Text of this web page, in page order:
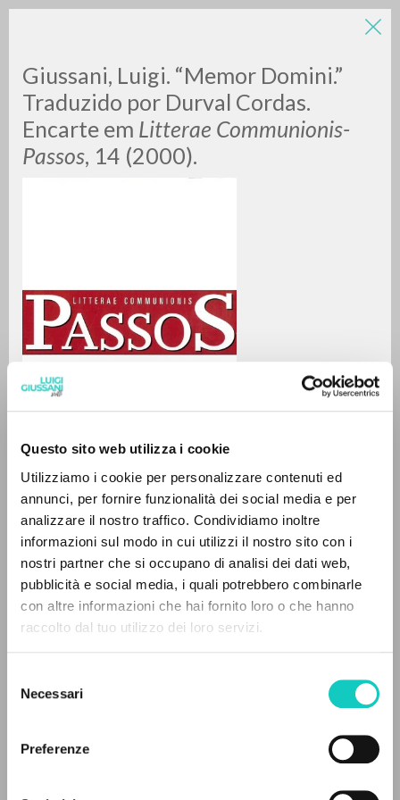
Questo sito web utilizza i cookie
Utilizziamo i cookie per personalizzare contenuti ed
annunci, per fornire funzionalità dei social media e per
analizzare il nostro traffico. Condividiamo inoltre
informazioni sul modo in cui utilizzi il nostro sito con i
nostri partner che si occupano di analisi dei dati web,
pubblicità e social media, i quali potrebbero combinarle
con altre informazioni che hai fornito loro o che hanno
raccolto dal tuo utilizzo dei loro servizi.
delNecessari
Preferenze
Giussani, Luigi. “Memor Domini.”
Traduzido por Durval Cordas.
Encarte em Litterae Communionis-
Passos, 14 (2000).
Cordas DurvalTranslator
Giussani LuigiAuthor
Portoghese BR
Litterae Communionis-Passos
2000
LUIGI
GIUSSANI
0RESULTS FOUND
MORE RESULTS